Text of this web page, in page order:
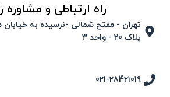
راه ارتباطی و مشاوره
تهران - مفتح شمالی -نرسیده به
پلاک 20 - واحد ۳
021-28421019